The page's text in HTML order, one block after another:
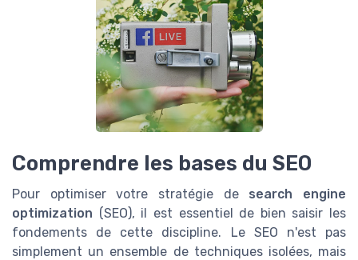
Comprendre les bases du SEO
Pour optimiser votre stratégie de search engine
optimization (SEO), il est essentiel de bien saisir les
fondements de cette discipline. Le SEO n'est pas
simplement un ensemble de techniques isolées, mais